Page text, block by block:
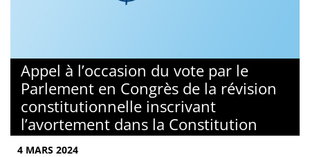
Appel à l’occasion du vote par le
Parlement en Congrès de la révision
constitutionnelle inscrivant
l’avortement dans la Constitution
4 MARS 2024